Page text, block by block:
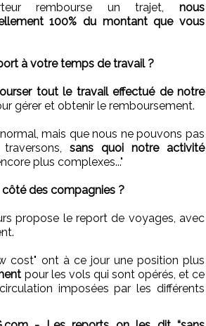
rembourse un trajet, nous
100% du montant que vous
à votre temps de travail ?
tout le travail effectué de notre
gérer et obtenir le remboursement.
mais que nous ne pouvons pas
sans quoi notre activité
plus complexes..."
des compagnies ?
propose le report de voyages, avec
cost" ont à ce jour une position plus
pour les vols qui sont opérés, et ce
imposées par les différents